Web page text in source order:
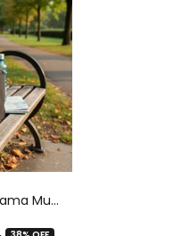
Mochila / Cartera Dama Mujer Cartera Bolso Cierres Dorados